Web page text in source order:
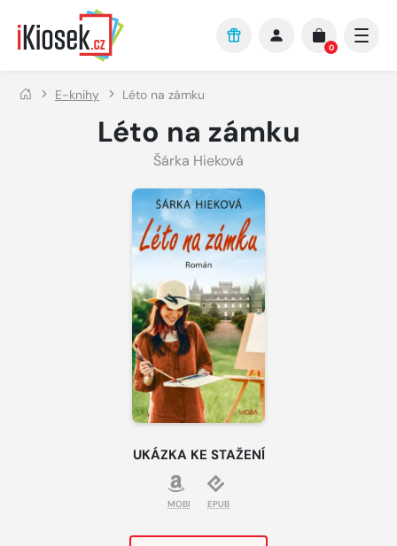
Přejít na hlavní obsah
0
E-knihy Léto na zámku
Léto na zámku
Šárka Hieková
UKÁZKA KE STAŽENÍ
MOBI EPUB